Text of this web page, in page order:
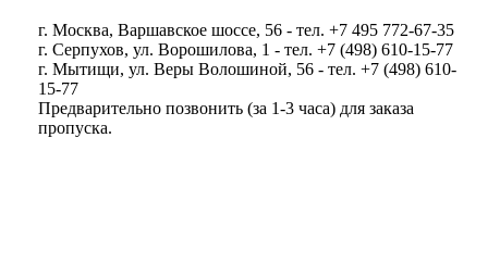
г. Москва, Варшавское шоссе, 56 - тел. +7 495 772-67-35
г. Серпухов, ул. Ворошилова, 1 - тел. +7 (498) 610-15-77
г. Мытищи, ул. Веры Волошиной, 56 - тел. +7 (498) 610-
15-77
Предварительно позвонить (за 1-3 часа) для заказа
пропуска.